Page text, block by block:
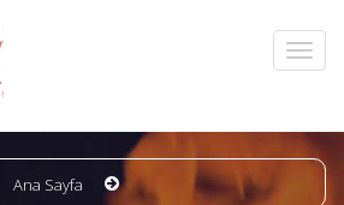
Ana Sayfa